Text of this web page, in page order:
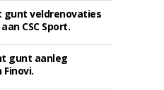
gunt veldrenovaties
CSC Sport.
gunt aanleg